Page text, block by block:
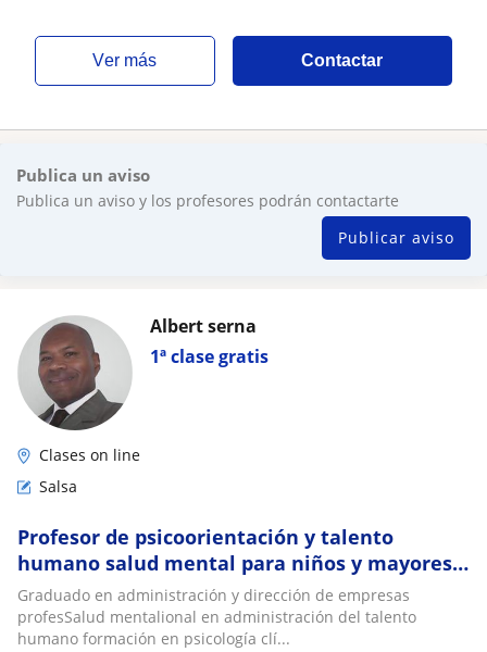
ver más Contactar
Publica un aviso
Publica un aviso y los profesores podrán contactarte
Publicar aviso
1ª clase gratis
Albert serna
Clases on line
Salsa
Profesor de psicoorientación y talento
humano salud mental para niños y mayores
padres de familia
Graduado en administración y dirección de empresas
profesSalud mentalional en administración del talento
humano formación en psicología clí...